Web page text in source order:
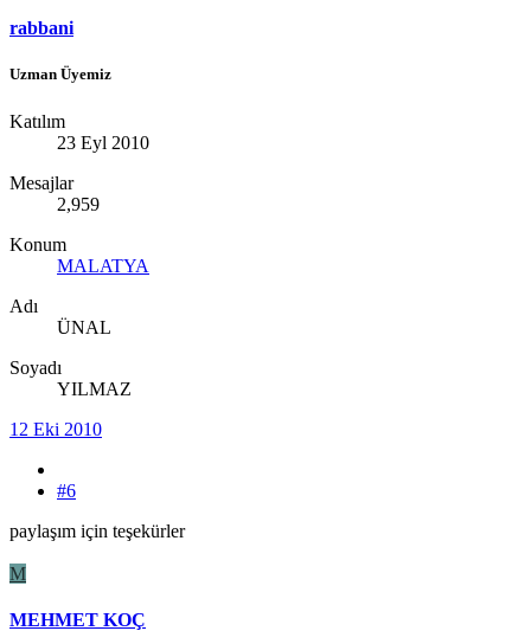
rabbani
Uzman Üyemiz
Katılım
23 Eyl 2010
Mesajlar
2,959
Konum
MALATYA
Adı
ÜNAL
Soyadı
YILMAZ
12 Eki 2010
#6
paylaşım için teşekürler
M
MEHMET KOÇ